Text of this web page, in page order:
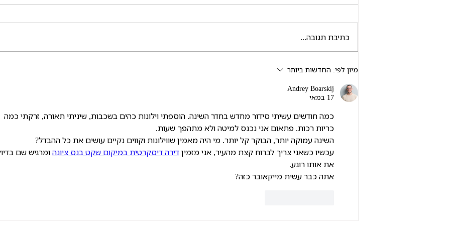
מדריך בדי הטקסטיל: מה ההבדל
ג'רסי וטריקו?
כתיבת תגובה...
מיון לפי: החדשות ביותר
Andrey Boarskij
17 במאי
כמה חודשים עשיתי סידור מחדש בחדר השינה. הוספתי וילונות כהים בשכבות, שיניתי תאורה, זרקתי כמה
כריות רכות. פתאום אני נכנס למיטה ולא מתהפך שעות.
השינה עמוקה יותר, הבוקר קל יותר. מי היה מאמין שווילונות וקווים נקיים עושים את כל ההבדל?
עכשיו כשאני צריך לברוח קצת מהעיר, אני מזמין דירה דיסקרטית במיקום שקט בנס ציונה ומרגיש שם
את אותו רוגע.
אתה כבר עשית מייקאובר כזה?